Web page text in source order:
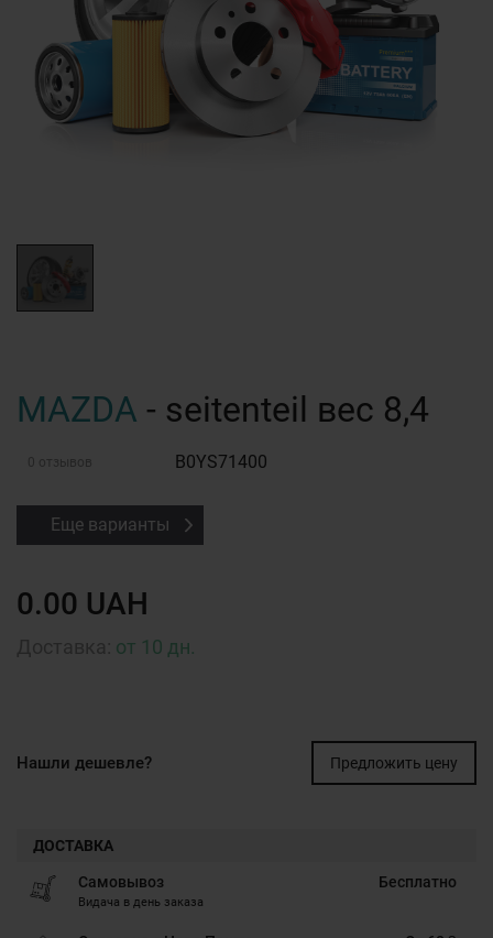
MAZDA - seitenteil вес 8,4
0 отзывов B0YS71400
Еще варианты
0.00 UAH
от 10 дн.
Нашли дешевле? Предложить цену
ДОСТАВКА
Самовывоз
Видача в день заказа
Бесплатно